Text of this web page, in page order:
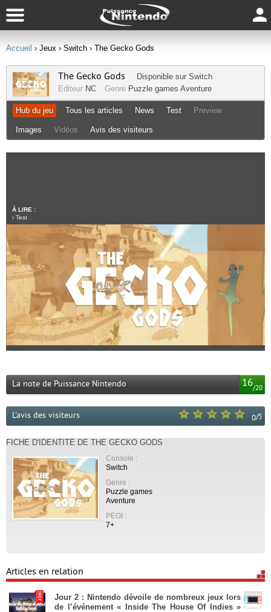
Accueil › Jeux › Switch › The Gecko Gods
The Gecko Gods Disponible sur Switch
Editeur NC Genre Puzzle games Aventure
Hub du jeu Tous les articles News Test Preview
Images Vidéos Avis des visiteurs
À LIRE :
› Test
16/20
La note de Puissance Nintendo
0/5
L'avis des visiteurs
FICHE D'IDENTITÉ DE THE GECKO GODS
Console :
Switch
Genre :
Puzzle games
Aventure
PEGI :
7+
Articles en relation
Jour 2 : Nintendo dévoile de nombreux jeux lors
de l’événement « Inside The House Of Indies »